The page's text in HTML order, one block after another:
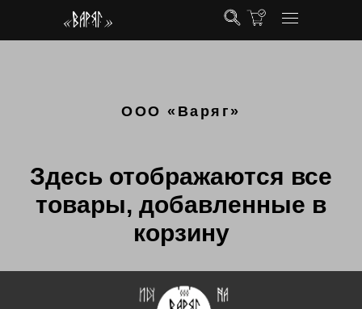
OOO «Варяг»
Здесь отображаются все
товары, добавленные в
корзину